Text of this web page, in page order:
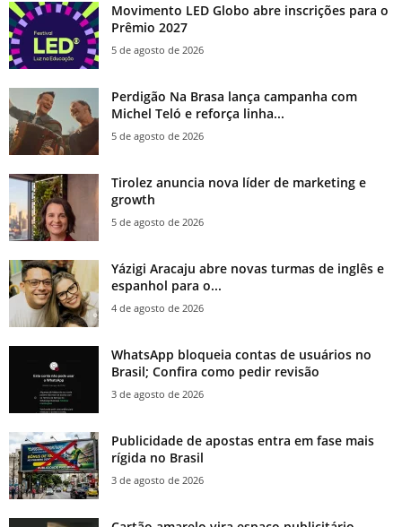
Movimento LED Globo abre inscrições para o
Prêmio 2027
5 de agosto de 2026
Perdigão Na Brasa lança campanha com
Michel Teló e reforça linha...
5 de agosto de 2026
Tirolez anuncia nova líder de marketing e
growth
5 de agosto de 2026
Yázigi Aracaju abre novas turmas de inglês e
espanhol para o...
4 de agosto de 2026
WhatsApp bloqueia contas de usuários no
Brasil; Confira como pedir revisão
3 de agosto de 2026
Publicidade de apostas entra em fase mais
rígida no Brasil
3 de agosto de 2026